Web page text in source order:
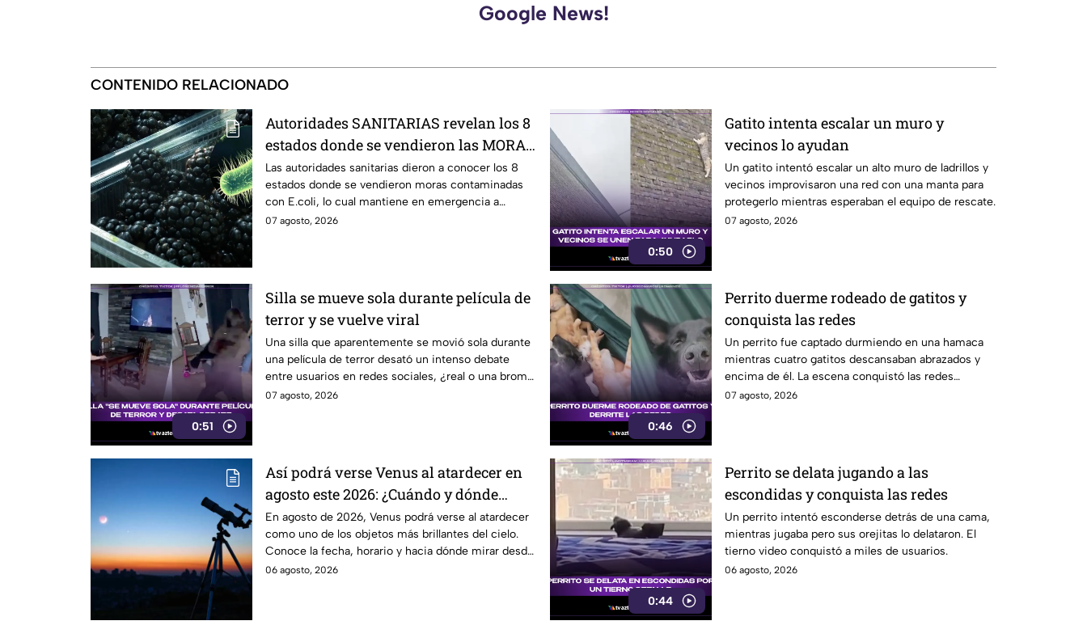
Google News!
CONTENIDO RELACIONADO
Autoridades SANITARIAS revelan los 8
estados donde se vendieron las MORAS
contaminadas con E.coli
Las autoridades sanitarias dieron a conocer los 8
estados donde se vendieron moras contaminadas
con E.coli, lo cual mantiene en emergencia a
Estados Unidos.
07 agosto, 2026
0:50
Gatito intenta escalar un muro y
vecinos lo ayudan
Un gatito intentó escalar un alto muro de ladrillos y
vecinos improvisaron una red con una manta para
protegerlo mientras esperaban el equipo de rescate.
07 agosto, 2026
0:51
Silla se mueve sola durante película de
terror y se vuelve viral
Una silla que aparentemente se movió sola durante
una película de terror desató un intenso debate
entre usuarios en redes sociales, ¿real o una broma
planeada?
07 agosto, 2026
0:46
Perrito duerme rodeado de gatitos y
conquista las redes
Un perrito fue captado durmiendo en una hamaca
mientras cuatro gatitos descansaban abrazados y
encima de él. La escena conquistó las redes
sociales.
07 agosto, 2026
Así podrá verse Venus al atardecer en
agosto este 2026: ¿Cuándo y dónde
observarlo desde Puebla?
En agosto de 2026, Venus podrá verse al atardecer
como uno de los objetos más brillantes del cielo.
Conoce la fecha, horario y hacia dónde mirar desde
Puebla.
06 agosto, 2026
0:44
Perrito se delata jugando a las
escondidas y conquista las redes
Un perrito intentó esconderse detrás de una cama,
mientras jugaba pero sus orejitas lo delataron. El
tierno video conquistó a miles de usuarios.
06 agosto, 2026